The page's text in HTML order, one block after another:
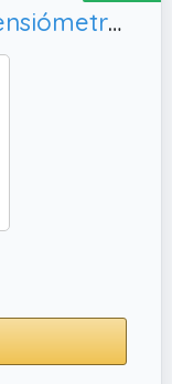
OMRON X2 Essential - Tensiómetro de brazo automático - Con indicador de hipertensión y detección de latido irregular - Memoria de hasta 30 lecturas - Validado clínicamente - Garantía 5 años - 22-32 cm